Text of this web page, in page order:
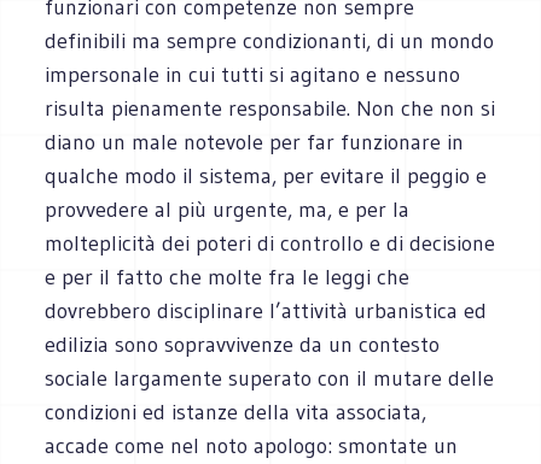
funzionari con competenze non sempre
definibili ma sempre condizionanti, di un mondo
impersonale in cui tutti si agitano e nessuno
risulta pienamente responsabile. Non che non si
diano un male notevole per far funzionare in
qualche modo il sistema, per evitare il peggio e
provvedere al più urgente, ma, e per la
molteplicità dei poteri di controllo e di decisione
e per il fatto che molte fra le leggi che
dovrebbero disciplinare l’attività urbanistica ed
edilizia sono sopravvivenze da un contesto
sociale largamente superato con il mutare delle
condizioni ed istanze della vita associata,
accade come nel noto apologo: smontate un